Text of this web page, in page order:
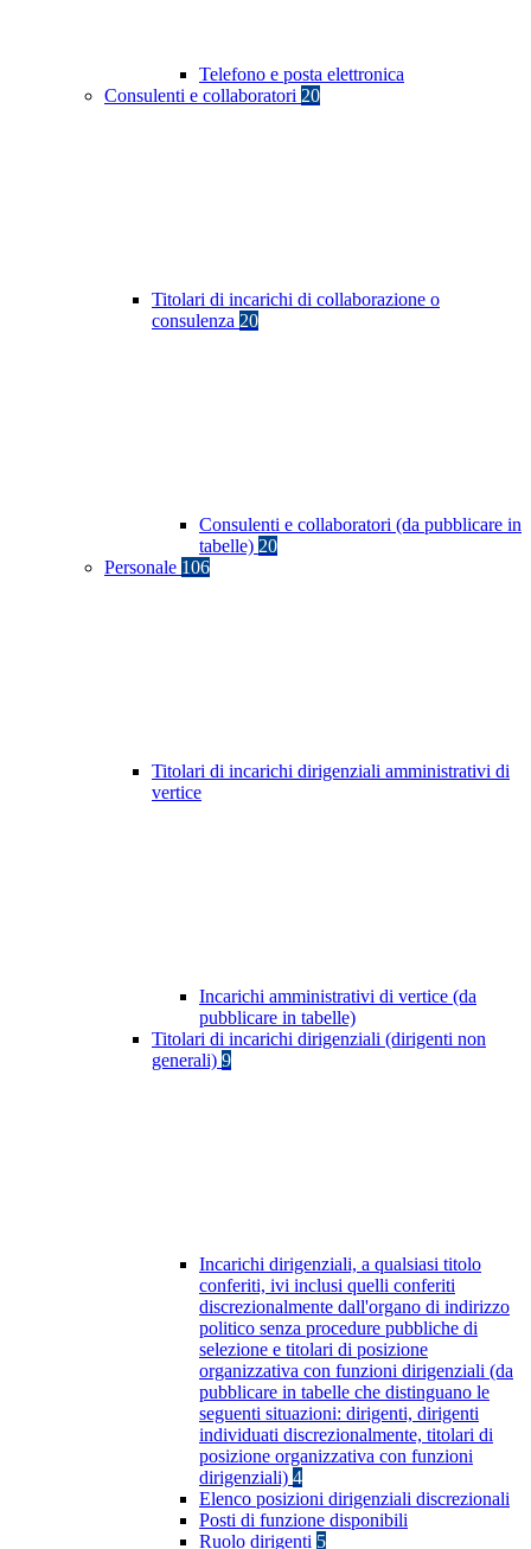
Telefono e posta elettronica
Consulenti e collaboratori 20
Titolari di incarichi di collaborazione o
consulenza 20
Consulenti e collaboratori (da pubblicare in
tabelle) 20
Personale 106
Titolari di incarichi dirigenziali amministrativi di
vertice
Incarichi amministrativi di vertice (da
pubblicare in tabelle)
Titolari di incarichi dirigenziali (dirigenti non
generali) 9
Incarichi dirigenziali, a qualsiasi titolo
conferiti, ivi inclusi quelli conferiti
discrezionalmente dall'organo di indirizzo
politico senza procedure pubbliche di
selezione e titolari di posizione
organizzativa con funzioni dirigenziali (da
pubblicare in tabelle che distinguano le
seguenti situazioni: dirigenti, dirigenti
individuati discrezionalmente, titolari di
posizione organizzativa con funzioni
dirigenziali) 4
Elenco posizioni dirigenziali discrezionali
Posti di funzione disponibili
Ruolo dirigenti 5